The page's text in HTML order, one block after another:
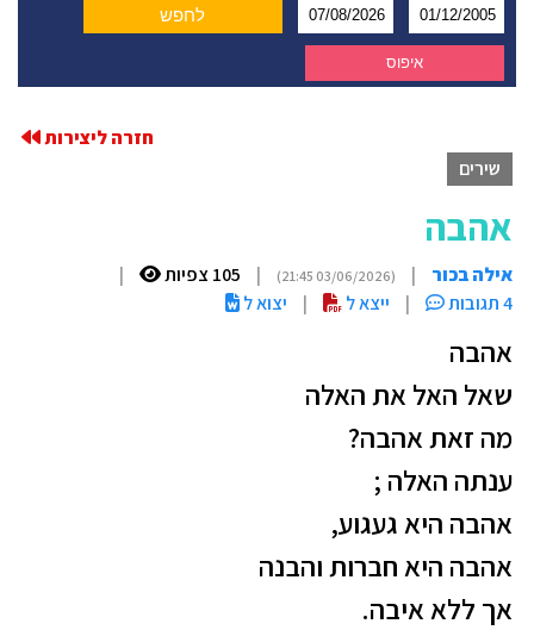
חזרה ליצירות
שירים
אהבה
אילה בכור |
(03/06/2026 21:45)
| 105 צפיות
|
4 תגובות
| ייצא ל | יצוא ל
אהבה
שאל האל את האלה
מה זאת אהבה?
ענתה האלה ;
אהבה היא געגוע,
אהבה היא חברות והבנה
אך ללא איבה.